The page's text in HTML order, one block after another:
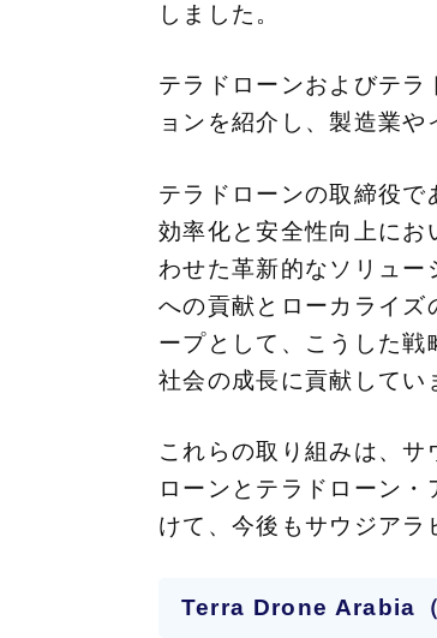
しました。
テラドローンおよびテ
ョンを紹介し、製造業
テラドローンの取締役
効率化と安全性向上にお
わせた革新的なソリュ
への貢献とローカライ
ープとして、こうした
社会の成長に貢献してい
これらの取り組みは、
ローンとテラドローン
けて、今後もサウジアラ
Terra Drone Arabia（